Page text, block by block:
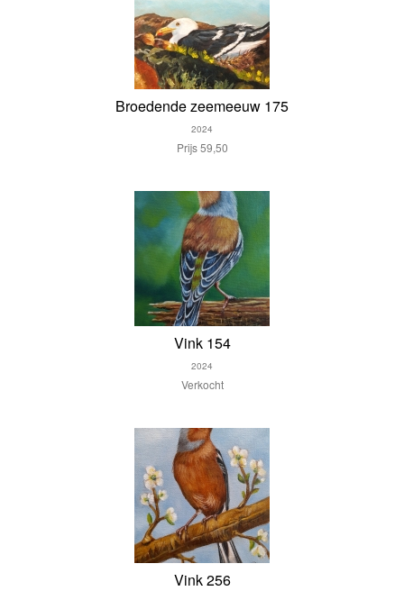
Broedende zeemeeuw 175
2024
Prijs 59,50
Vink 154
2024
Verkocht
Vink 256